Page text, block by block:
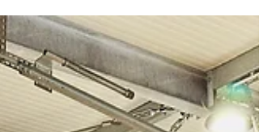
Finde heraus welche Leistung noch in deinem
Auto steckt. Melde dich bei uns! #bmw #bmw5er
#bmwg31 #bmw530d #bmw5ertouring #msport
#bmwm #softwareoptimierung
#kennfeldoptimierung #chiptuning #stage1
#vmaxoff #next_level_tuning